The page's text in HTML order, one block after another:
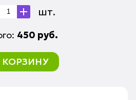
шт.
450 руб.
КОРЗИНУ